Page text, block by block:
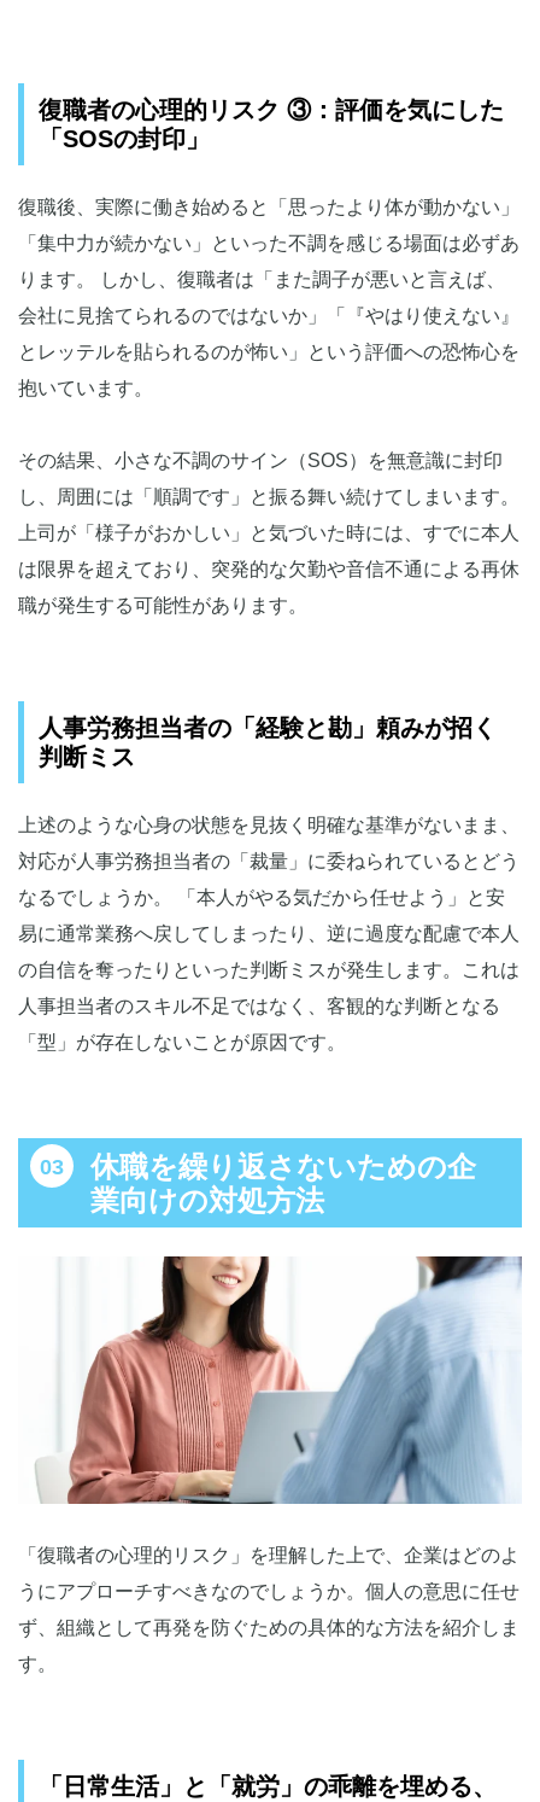
復職者の心理的リスク ③：評価を気にした
「SOSの封印」
復職後、実際に働き始めると「思ったより体が動かない」
「集中力が続かない」といった不調を感じる場面は必ずあ
ります。 しかし、復職者は「また調子が悪いと言えば、
会社に見捨てられるのではないか」「『やはり使えない』
とレッテルを貼られるのが怖い」という評価への恐怖心を
抱いています。
その結果、小さな不調のサイン（SOS）を無意識に封印
し、周囲には「順調です」と振る舞い続けてしまいます。
上司が「様子がおかしい」と気づいた時には、すでに本人
は限界を超えており、突発的な欠勤や音信不通による再休
職が発生する可能性があります。
人事労務担当者の「経験と勘」頼みが招く
判断ミス
上述のような心身の状態を見抜く明確な基準がないまま、
対応が人事労務担当者の「裁量」に委ねられているとどう
なるでしょうか。 「本人がやる気だから任せよう」と安
易に通常業務へ戻してしまったり、逆に過度な配慮で本人
の自信を奪ったりといった判断ミスが発生します。これは
人事担当者のスキル不足ではなく、客観的な判断となる
「型」が存在しないことが原因です。
休職を繰り返さないための企
業向けの対処方法
「復職者の心理的リスク」を理解した上で、企業はどのよ
うにアプローチすべきなのでしょうか。個人の意思に任せ
ず、組織として再発を防ぐための具体的な方法を紹介しま
す。
「日常生活」と「就労」の乖離を埋める、